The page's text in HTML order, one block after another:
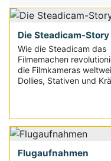
Die Steadicam-Story
Wie die Steadicam das
Filmemachen
die Filmkameras
Dollies, Stativen und
Flugaufnahmen